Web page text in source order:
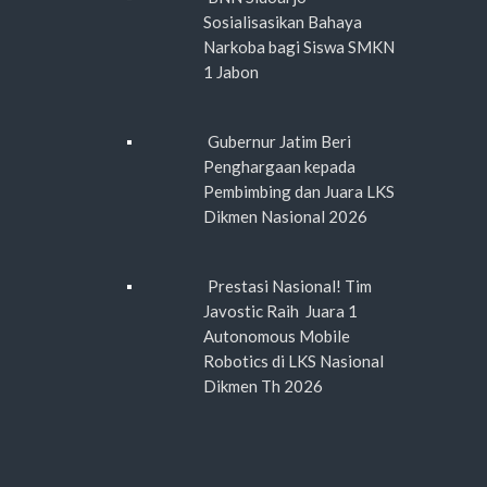
Sosialisasikan Bahaya
Narkoba bagi Siswa SMKN
1 Jabon
Gubernur Jatim Beri
Penghargaan kepada
Pembimbing dan Juara LKS
Dikmen Nasional 2026
Prestasi Nasional! Tim
Javostic Raih Juara 1
Autonomous Mobile
Robotics di LKS Nasional
Dikmen Th 2026